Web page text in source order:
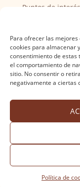
Para ofrecer las
cookies para almacenar
consentimiento de
el comportamiento de
sitio. No consentir o
negativamente a ciertas
Política de
Puntos de interés
Actividades y
Ser voluntario
cookies·
Diseño web